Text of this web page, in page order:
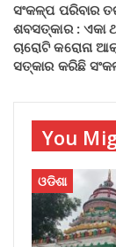
ସଂକଳ୍ପ ପରିବାର
ଶବସତ୍କାର : ଏକା
ଚାରୋଟି କରୋନା
ସତ୍କାର କରିଛି
You
ଓଡିଶା